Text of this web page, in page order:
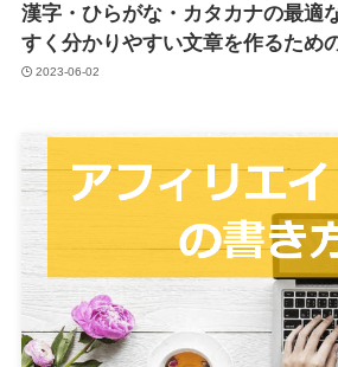
漢字・ひらがな・カタカナの最適
すく分かりやすい文章を作るため
2023-06-02